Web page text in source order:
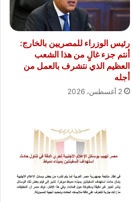
رئيس الوزراء للمصريين بالخارج:
أنتم جزء غالٍ من هذا الشعب
العظيم الذي نتشرف بالعمل من
أجله
2 أغسطس، 2026